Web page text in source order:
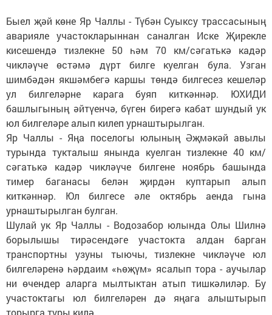
Быел җәй көне Яр Чаллы - Түбән Суыксу трассасының
аварияле участокларыннан саналган Иске Җирекле
кисешендә тизлекне 50 һәм 70 км/сәгатькә кадәр
чикләүче өстәмә дүрт билге куелган була. Узган
шимбәдән якшәмбегә каршы төндә билгесез кешеләр
ул билгеләрне карага буяп киткәннәр. ЮХИДИ
башлыгының әйтүенчә, бүген бирегә кабат шундый ук
юл билгеләре алып килеп урнаштырылган.
Яр Чаллы - Яңа поселогы юлының Әҗмәкәй авылы
турында тукталыш янында куелган тизлекне 40 км/
сәгатькә кадәр чикләүче билгене ноябрь башында
тимер баганасы белән җирдән куптарып алып
киткәннәр. Юл билгесе әле октябрь аенда гына
урнаштырылган булган.
Шулай ук Яр Чаллы - Водозабор юлында Олы Шилнә
борылышы тирәсендәге участокта алдан барган
транспортны узуны тыючы, тизлекне чикләүче юл
билгеләренә һәрдаим «һөҗүм» ясалып тора - аучылар
ни өчендер аларга мылтыктан атып тишкәлиләр. Бу
участоктагы юл билгеләрен дә яңага алыштырып
торырга туры килә.